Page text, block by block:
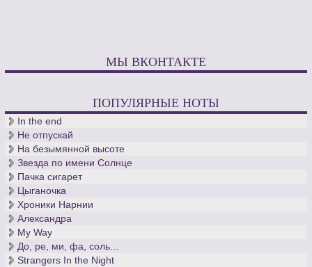
МЫ ВКОНТАКТЕ
ПОПУЛЯРНЫЕ НОТЫ
In the end
Не отпускай
На безымянной высоте
Звезда по имени Солнце
Пачка сигарет
Цыганочка
Хроники Нарнии
Александра
My Way
До, ре, ми, фа, соль...
Strangers In the Night